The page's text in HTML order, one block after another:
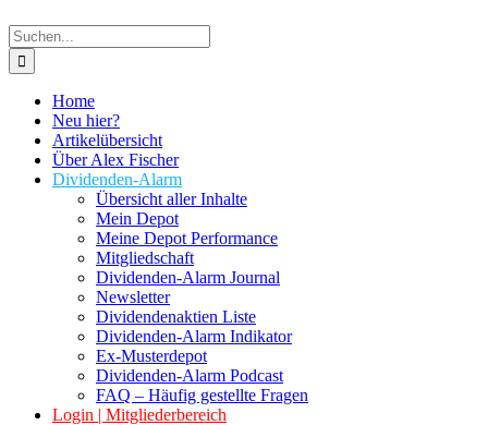
Suche
nach:
Home
Neu hier?
Artikelübersicht
Über Alex Fischer
Dividenden-Alarm
Übersicht aller Inhalte
Mein Depot
Meine Depot Performance
Mitgliedschaft
Dividenden-Alarm Journal
Newsletter
Dividendenaktien Liste
Dividenden-Alarm Indikator
Ex-Musterdepot
Dividenden-Alarm Podcast
FAQ – Häufig gestellte Fragen
Login | Mitgliederbereich